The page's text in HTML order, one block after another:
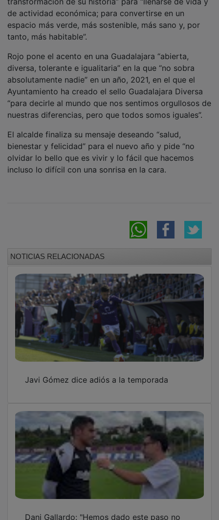
de actividad económica; para convertirse en un
espacio más verde, más sostenible, más sano y, por
tanto, más habitable”.
diversa, tolerante e igualitaria” en la que “no sobra
absolutamente nadie” en un año, 2021, en el que el
Ayuntamiento ha creado el sello Guadalajara Diversa
“para decirle al mundo que nos sentimos orgullosos de
nuestras diferencias, pero que todos somos iguales”.
bienestar y felicidad” para el nuevo año y pide “no
olvidar lo bello que es vivir y lo fácil que hacemos
incluso lo difícil con una sonrisa en la cara.